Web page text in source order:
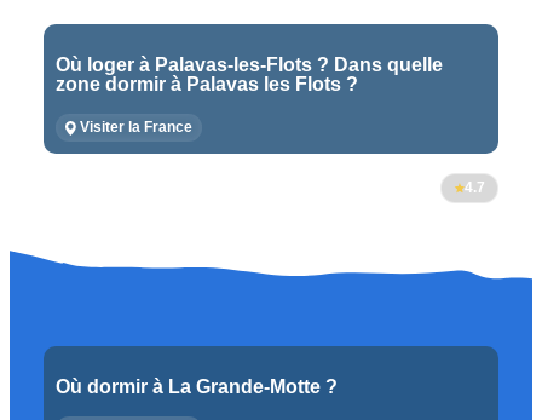
Où loger à Palavas-les-Flots ? Dans quelle
zone dormir à Palavas les Flots ?
Visiter la France
4.7
Où dormir à La Grande-Motte ?